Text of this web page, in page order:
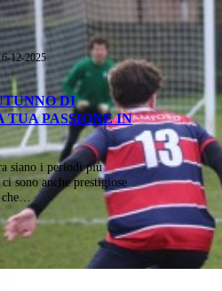
12-2025
DI
PASSIONE IN
siano i periodi più
sono anche prestigiose
che…